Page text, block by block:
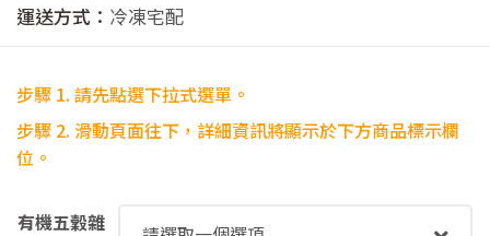
運送方式： 冷凍宅配
步驟 1. 請先點選下拉式選單。
步驟 2. 滑動頁面往下，詳細資訊將顯示於下方商品標示欄
位。
有機五穀雜